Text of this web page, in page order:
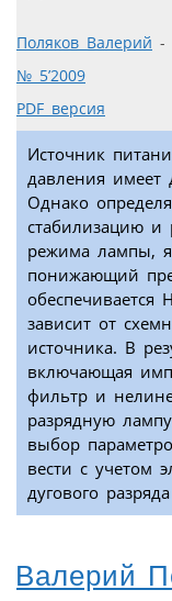
Поляков Валерий -
№ 5’2009
PDF версия
Источник
давления имеет
Однако
стабилизацию и
режима лампы,
понижающий
обеспечивается
зависит от
источника. В
включающая
фильтр и
разрядную
выбор
вести с учетом
дугового
Валерий